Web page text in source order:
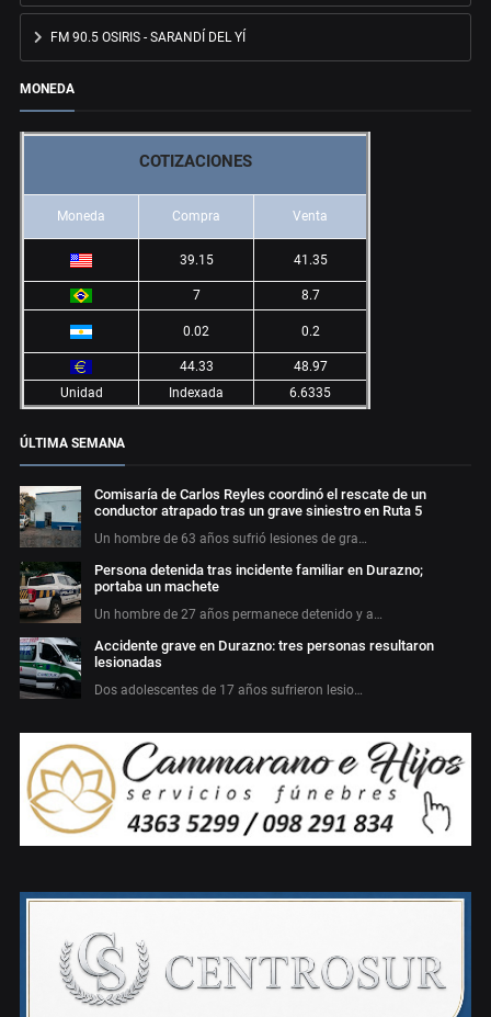
FM 90.5 OSIRIS - SARANDÍ DEL YÍ
MONEDA
COTIZACIONES
Moneda Compra Venta
39.15 41.35
7 8.7
0.02 0.2
44.33
48.97
Unidad
Indexada 6.6335
ÚLTIMA SEMANA
Comisaría de Carlos Reyles coordinó el rescate de un
conductor atrapado tras un grave siniestro en Ruta 5
Un hombre de 63 años sufrió lesiones de gra…
Persona detenida tras incidente familiar en Durazno;
portaba un machete
Un hombre de 27 años permanece detenido y a…
Accidente grave en Durazno: tres personas resultaron
lesionadas
Dos adolescentes de 17 años sufrieron lesio…